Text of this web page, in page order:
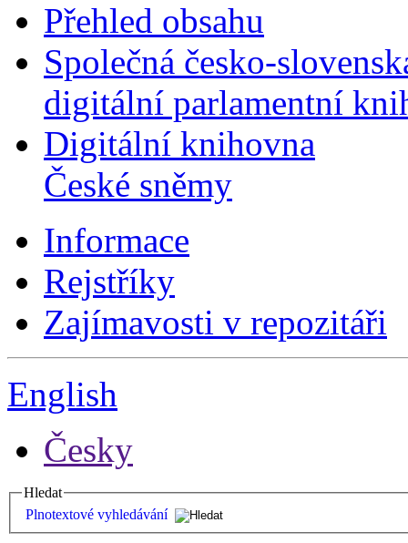
Přehled obsahu
Společná česko-
digitální parlamentní
Digitální knihovna
České sněmy
Informace
Rejstříky
Zajímavosti v repozitáři
English
Česky
Hledat
Plnotextové vyhledávání